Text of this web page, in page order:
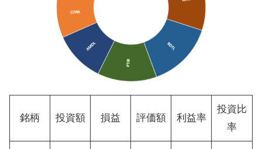
銘柄 投資額 損益 評価額 利益率
投資比
率